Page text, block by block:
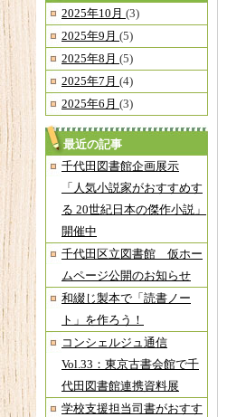
2025年10月 (3)
2025年9月 (5)
2025年8月 (5)
2025年7月 (4)
2025年6月 (3)
最近の記事
千代田図書館企画展示
「人気小説家がおすすめす
る 20世紀日本の傑作小説」
開催中
千代田区立図書館 仮ホー
ムページ公開のお知らせ
和綴じ製本で「読書ノー
ト」を作ろう！
コンシェルジュ通信
Vol.33：東京古書会館で千
代田図書館連携資料展
学校支援担当司書がおすす